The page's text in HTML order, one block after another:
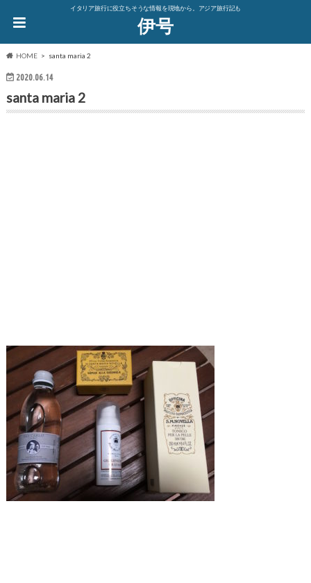
イタリア旅行に役立ちそうな情報を現地から。アジア旅行記も
伊号
HOME santa maria 2
2020.06.14
santa maria 2